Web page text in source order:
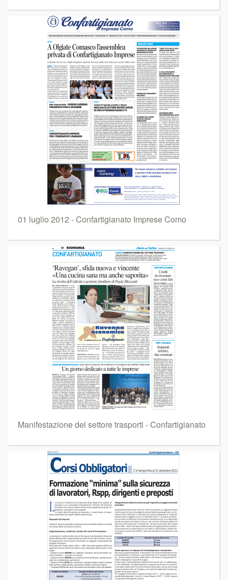
01 luglio 2012 - Confartigianato Imprese Como
Manifestazione del settore trasporti - Confartigianato